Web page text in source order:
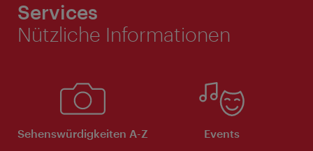
Services
Nützliche Informationen
Sehenswürdigkeiten A-Z Events